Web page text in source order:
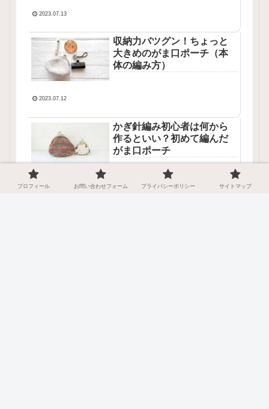
2023.07.13
収納力バツグン！ちょっと
大きめのがま口ポーチ（本
体の編み方）
2023.07.12
かぎ針編み初心者は何から
作るといい？初めて編んだ
がま口ポーチ
2023.07.10
プロフィール お問い合わせフォーム プライバシーポリシー サイトマップ